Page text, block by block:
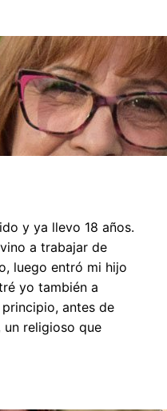
y ya llevo 18 años.
a trabajar de
luego entró mi hijo
yo también a
antes de
un religioso que